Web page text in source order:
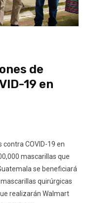
de
19 en
COVID-19 en
mascarillas que
se beneficiará
quirúrgicas
realizarán Walmart